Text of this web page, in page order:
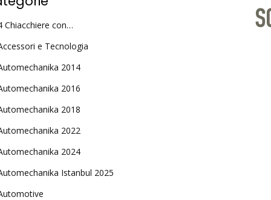
Chiacchiere con…
e Tecnologia
2014
2016
2018
2022
2024
Istanbul 2025